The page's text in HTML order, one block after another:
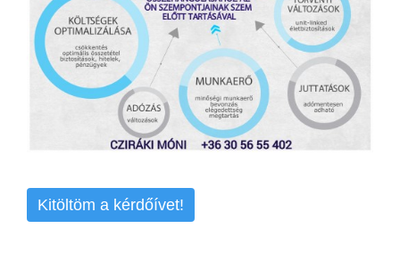
Kitöltöm a kérdőívet!